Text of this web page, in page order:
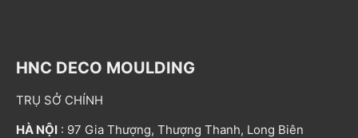
HNC DECO MOULDING
TRỤ SỞ CHÍNH
HÀ NỘI : 97 Gia Thượng, Thượng Thanh, Long Biên